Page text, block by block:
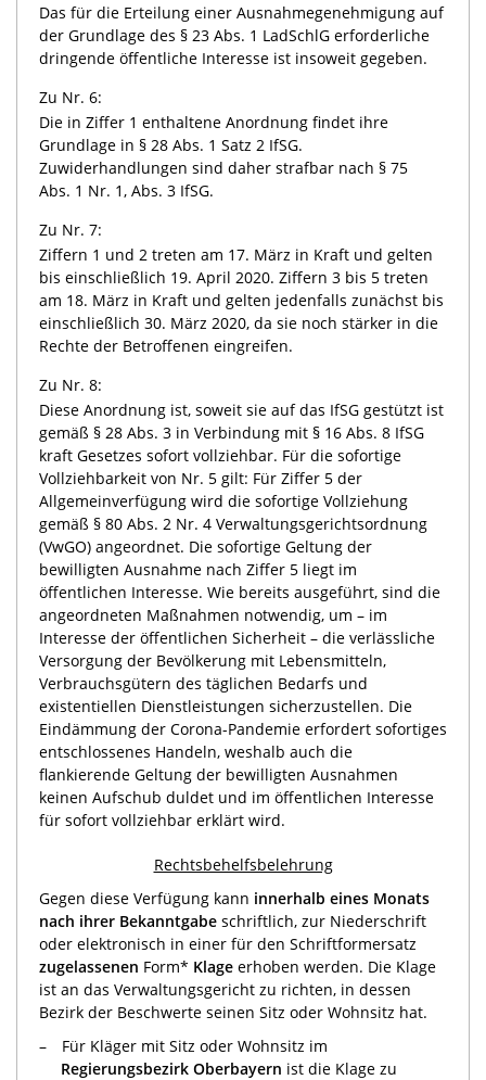
Das für die Erteilung einer Ausnahmegenehmigung auf
der Grundlage des § 23 Abs. 1 LadSchlG erforderliche
dringende öffentliche Interesse ist insoweit gegeben.
Zu Nr. 6:
Die in Ziffer 1 enthaltene Anordnung findet ihre
Grundlage in § 28 Abs. 1 Satz 2 IfSG.
Zuwiderhandlungen sind daher strafbar nach § 75
Abs. 1 Nr. 1, Abs. 3 IfSG.
Zu Nr. 7:
Ziffern 1 und 2 treten am 17. März in Kraft und gelten
bis einschließlich 19. April 2020. Ziffern 3 bis 5 treten
am 18. März in Kraft und gelten jedenfalls zunächst bis
einschließlich 30. März 2020, da sie noch stärker in die
Rechte der Betroffenen eingreifen.
Zu Nr. 8:
Diese Anordnung ist, soweit sie auf das IfSG gestützt ist
gemäß § 28 Abs. 3 in Verbindung mit § 16 Abs. 8 IfSG
kraft Gesetzes sofort vollziehbar. Für die sofortige
Vollziehbarkeit von Nr. 5 gilt: Für Ziffer 5 der
Allgemeinverfügung wird die sofortige Vollziehung
gemäß § 80 Abs. 2 Nr. 4 Verwaltungsgerichtsordnung
(VwGO) angeordnet. Die sofortige Geltung der
bewilligten Ausnahme nach Ziffer 5 liegt im
öffentlichen Interesse. Wie bereits ausgeführt, sind die
angeordneten Maßnahmen notwendig, um – im
Interesse der öffentlichen Sicherheit – die verlässliche
Versorgung der Bevölkerung mit Lebensmitteln,
Verbrauchsgütern des täglichen Bedarfs und
existentiellen Dienstleistungen sicherzustellen. Die
Eindämmung der Corona-Pandemie erfordert sofortiges
entschlossenes Handeln, weshalb auch die
flankierende Geltung der bewilligten Ausnahmen
keinen Aufschub duldet und im öffentlichen Interesse
für sofort vollziehbar erklärt wird.
Rechtsbehelfsbelehrung
Gegen diese Verfügung kann innerhalb eines Monats
nach ihrer Bekanntgabe schriftlich, zur Niederschrift
oder elektronisch in einer für den Schriftformersatz
zugelassenen Form* Klage erhoben werden. Die Klage
ist an das Verwaltungsgericht zu richten, in dessen
Bezirk der Beschwerte seinen Sitz oder Wohnsitz hat.
Für Kläger mit Sitz oder Wohnsitz im
Regierungsbezirk Oberbayern ist die Klage zu